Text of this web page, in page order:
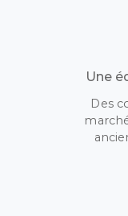
Une
Des